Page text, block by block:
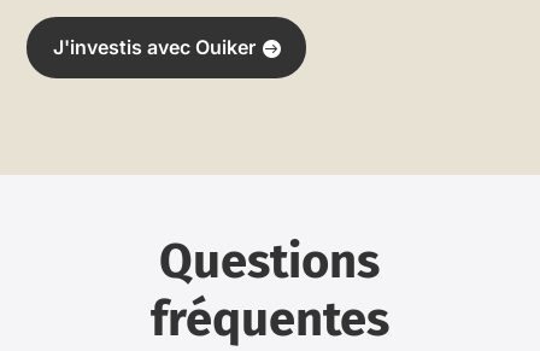
J'investis avec Ouiker
Questions
fréquentes